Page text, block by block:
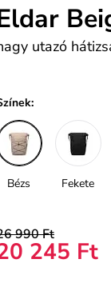
utazó
Bézs Fekete
990 Ft
245 Ft